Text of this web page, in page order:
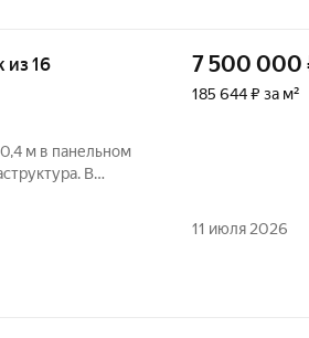
из 16
м в панельном
В
пункты
7 500 000
185 644 ₽ за м²
11 июля 2026